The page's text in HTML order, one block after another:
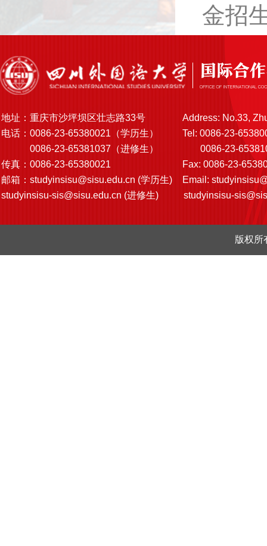
金招
地址：重庆市沙坪坝区壮志路33号
Address: No.33,
电话：0086-23-65380021（学历生）
Tel: 0086-23-
0086-23-65381037（进修生）
0086-23-
传真：0086-23-65380021
Fax: 0086-23-
邮箱： studyinsisu@sisu.edu.cn (学历生) Email:
studyinsisu-sis@sisu.edu.cn (进修生) studyinsisu-
版权所